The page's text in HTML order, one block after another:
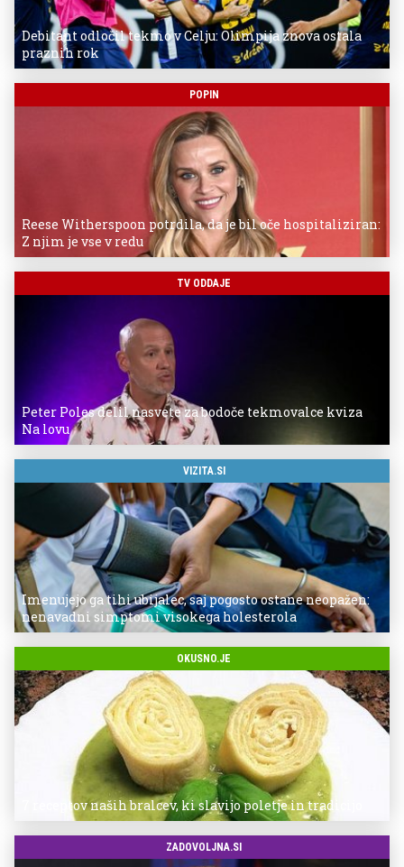
Debitant odločil tekmo v Celju: Olimpija znova ostala
praznih rok
POPIN
Reese Witherspoon potrdila, da je bil oče hospitaliziran:
Z njim je vse v redu
TV ODDAJE
Peter Poles delil nasvete za bodoče tekmovalce kviza
Na lovu
VIZITA.SI
Imenujejo ga tihi ubijalec, saj pogosto ostane neopažen:
nenavadni simptomi visokega holesterola
OKUSNO.JE
7 receptov naših bralcev, ki slavijo poletje in tradicijo
ZADOVOLJNA.SI